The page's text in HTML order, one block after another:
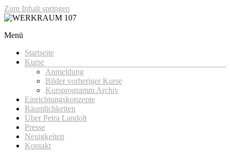
Zum Inhalt springen
Menü
Startseite
Kurse
Anmeldung
Bilder vorheriger Kurse
Kursprogramm Archiv
Einrichtungskonzepte
Räumlichkeiten
Über Petra Landolt
Presse
Neuigkeiten
Kontakt